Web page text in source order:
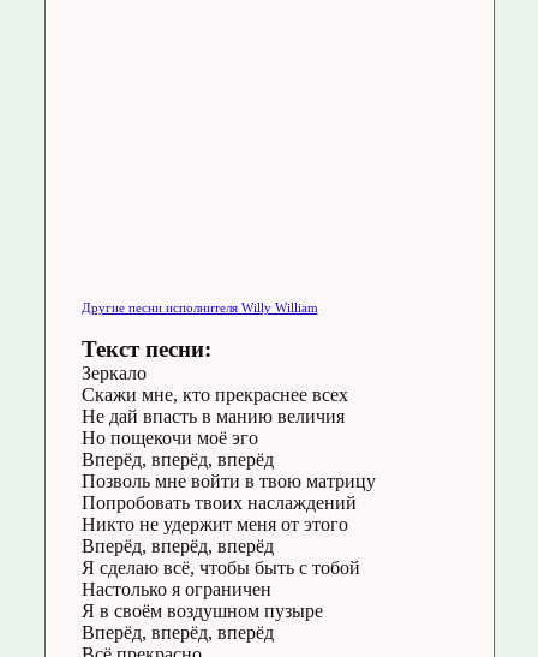
Другие песни исполнителя Willy William
Текст песни:
Зеркало
Скажи мне, кто прекраснее всех
Не дай впасть в манию величия
Но пощекочи моё эго
Вперёд, вперёд, вперёд
Позволь мне войти в твою матрицу
Попробовать твоих наслаждений
Никто не удержит меня от этого
Вперёд, вперёд, вперёд
Я сделаю всё, чтобы быть с тобой
Настолько я ограничен
Я в своём воздушном пузыре
Вперёд, вперёд, вперёд